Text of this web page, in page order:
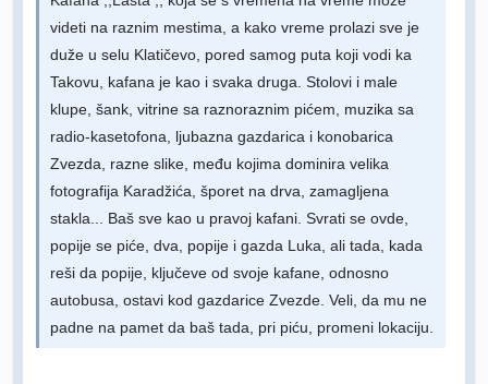
videti na raznim mestima, a kako vreme prolazi sve je
duže u selu Klatičevo, pored samog puta koji vodi ka
Takovu, kafana je kao i svaka druga. Stolovi i male
klupe, šank, vitrine sa raznoraznim pićem, muzika sa
radio-kasetofona, ljubazna gazdarica i konobarica
Zvezda, razne slike, među kojima dominira velika
fotografija Karadžića, šporet na drva, zamagljena
stakla... Baš sve kao u pravoj kafani. Svrati se ovde,
popije se piće, dva, popije i gazda Luka, ali tada, kada
reši da popije, ključeve od svoje kafane, odnosno
autobusa, ostavi kod gazdarice Zvezde. Veli, da mu ne
padne na pamet da baš tada, pri piću, promeni lokaciju.